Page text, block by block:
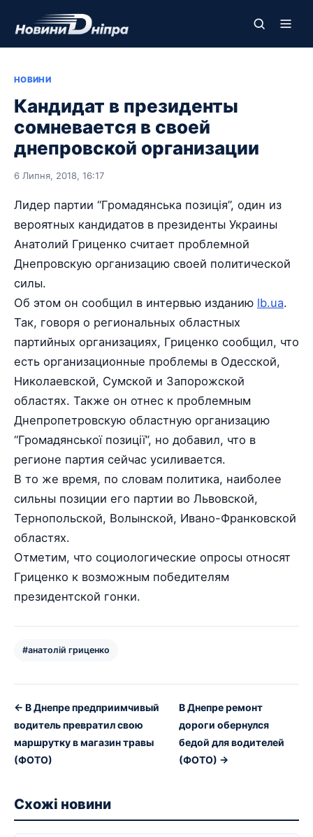
НОВИНИ
Кандидат в президенты
сомневается в своей
днепровской организации
6 Липня, 2018, 16:17
Лидер партии “Громадянська позиція”, один из
вероятных кандидатов в президенты Украины
Анатолий Гриценко считает проблемной
Днепровскую организацию своей политической
силы.
Об этом он сообщил в интервью изданию lb.ua.
Так, говоря о региональных областных
партийных организациях, Гриценко сообщил, что
есть организационные проблемы в Одесской,
Николаевской, Сумской и Запорожской
областях. Также он отнес к проблемным
Днепропетровскую областную организацию
“Громадянської позиції”, но добавил, что в
регионе партия сейчас усиливается.
В то же время, по словам политика, наиболее
сильны позиции его партии во Львовской,
Тернопольской, Волынской, Ивано-Франковской
областях.
Отметим, что социологические опросы относят
Гриценко к возможным победителям
президентской гонки.
#анатолій гриценко
← В Днепре предприимчивый
водитель превратил свою
маршрутку в магазин травы
(ФОТО)
В Днепре ремонт
дороги обернулся
бедой для водителей
(ФОТО) →
Схожі новини